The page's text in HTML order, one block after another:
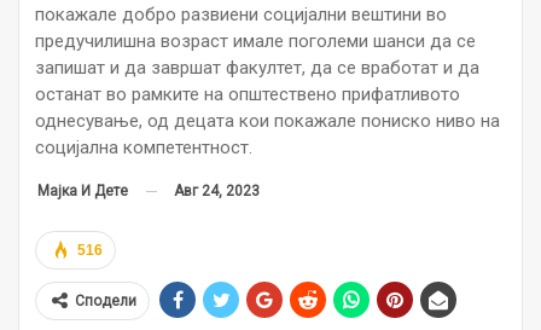
покажале добро развиени социјални вештини во
предучилишна возраст имале поголеми шанси да се
запишат и да завршат факултет, да се вработат и да
останат во рамките на општествено прифатливото
однесување, од децата кои покажале пониско ниво на
социјална компетентност.
Мајка И Дете Авг 24, 2023
516
Сподели